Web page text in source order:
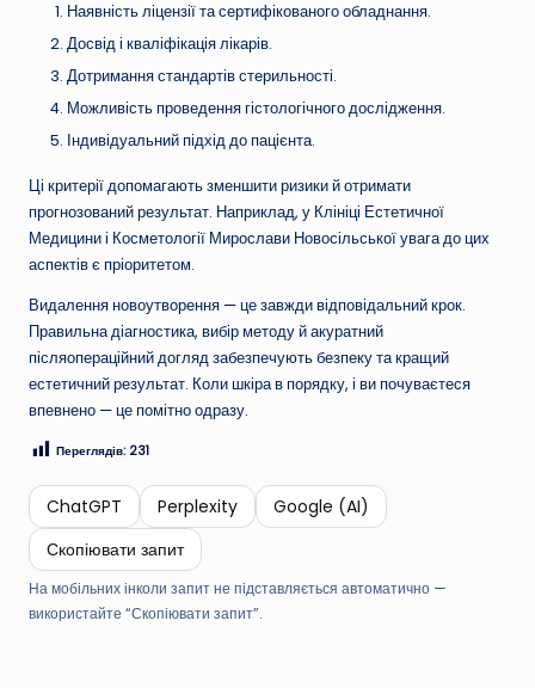
Наявність ліцензії та сертифікованого обладнання.
Досвід і кваліфікація лікарів.
Дотримання стандартів стерильності.
Можливість проведення гістологічного дослідження.
Індивідуальний підхід до пацієнта.
Ці критерії допомагають зменшити ризики й отримати
прогнозований результат. Наприклад, у Клініці Естетичної
Медицини і Косметології Мирослави Новосільської увага до цих
аспектів є пріоритетом.
Видалення новоутворення — це завжди відповідальний крок.
Правильна діагностика, вибір методу й акуратний
післяопераційний догляд забезпечують безпеку та кращий
естетичний результат. Коли шкіра в порядку, і ви почуваєтеся
впевнено — це помітно одразу.
Переглядів: 231
ChatGPT Perplexity
Google (AI)
Скопіювати запит
На мобільних інколи запит не підставляється автоматично —
використайте “Скопіювати запит”.